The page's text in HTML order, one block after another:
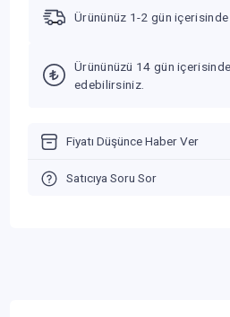
Ürününüz 1-2 gün
Ürününüzü 14 gün
edebilirsiniz.
Fiyatı Düşünce Haber Ver
Satıcıya Soru Sor